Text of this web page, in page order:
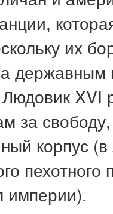
их
XVI
за
корпус